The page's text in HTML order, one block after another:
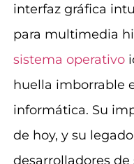
interfaz gráfica
para multimedia
sistema operativo
huella imborrable
informática. Su
de hoy, y su
desarrolladores de